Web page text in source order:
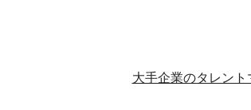
大手企業のタレン